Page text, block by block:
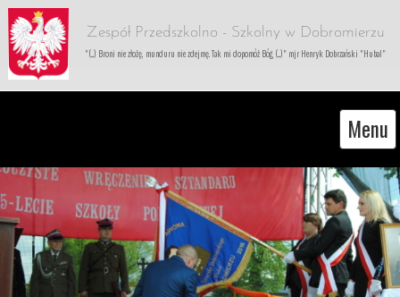
Zespół Przedszkolno - Szkolny w Dobromierzu
"(...) Broni nie złożę, munduru nie zdejmę. Tak mi dopomóż Bóg (...)" mjr Henryk Dobrzański "Hubal"
Menu